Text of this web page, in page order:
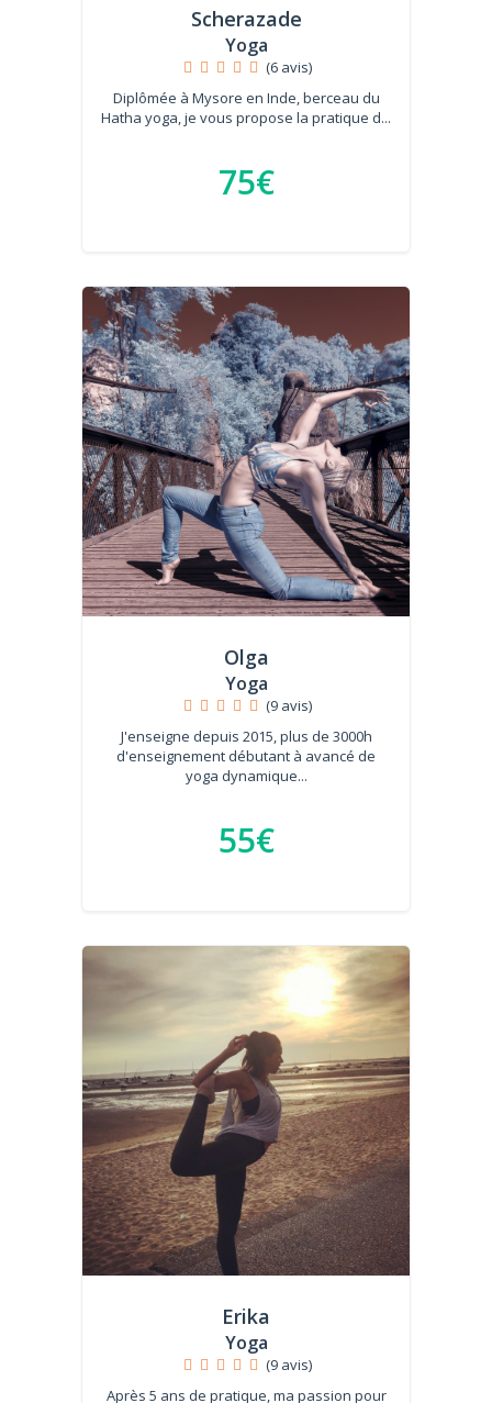
Scherazade
Yoga
(6 avis)
Diplômée à Mysore en Inde, berceau du
Hatha yoga, je vous propose la pratique d...
75€
Olga
Yoga
(9 avis)
J'enseigne depuis 2015, plus de 3000h
d'enseignement débutant à avancé de
yoga dynamique...
55€
Erika
Yoga
(9 avis)
Après 5 ans de pratique, ma passion pour